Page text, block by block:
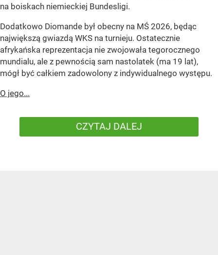
na boiskach niemieckiej Bundesligi.
Dodatkowo Diomande był obecny na MŚ 2026, będąc
największą gwiazdą WKS na turnieju. Ostatecznie
afrykańska reprezentacja nie zwojowała tegorocznego
mundialu, ale z pewnością sam nastolatek (ma 19 lat),
mógł być całkiem zadowolony z indywidualnego występu.
O jego...
CZYTAJ DALEJ